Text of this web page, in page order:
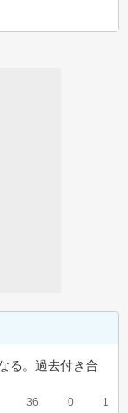
る。過去付き合
36 0 1